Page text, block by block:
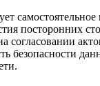
посторонних
согласовании
безопасности